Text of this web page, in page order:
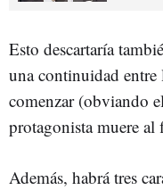
Esto descartaría
una continuidad entre
comenzar (obviando
protagonista muere al
Además, habrá tres